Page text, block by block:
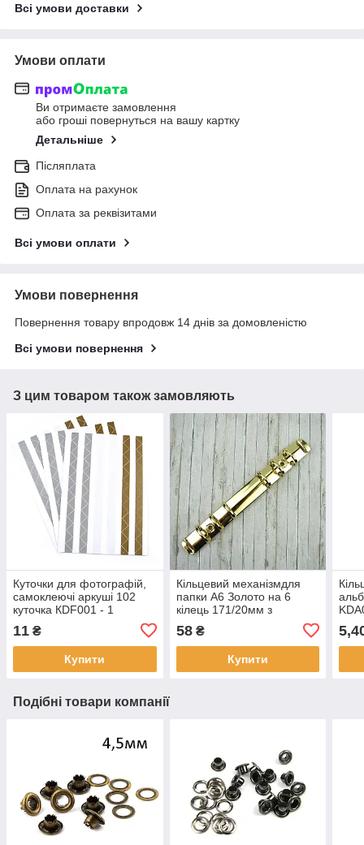
Всі умови доставки
Умови оплати
Ви отримаєте замовлення
або гроші повернуться на вашу картку
Детальніше
Післяплата
Оплата на рахунок
Оплата за реквізитами
Всі умови оплати
Умови повернення
Повернення товару впродовж 14 днів за домовленістю
Всі умови повернення
З цим товаром також замовляють
Куточки для фотографій,
самоклеючі аркуші 102
куточка КDF001 - 1
11 ₴
Купити
Кільцевий механізмдля
папки А6 Золото на 6
кілець 171/20мм з
58₴
Купити
Подібні товари компанії